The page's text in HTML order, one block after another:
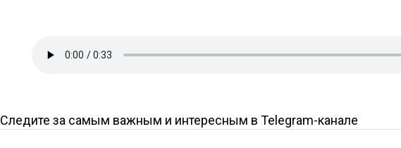
Следите за самым важным и интересным в Telegram-канале